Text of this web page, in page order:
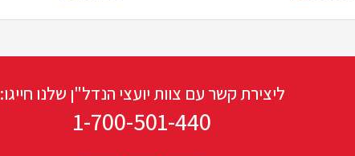
ליצירת קשר עם צוות יועצי הנדל"ן שלנו חייגו:
1-700-501-440